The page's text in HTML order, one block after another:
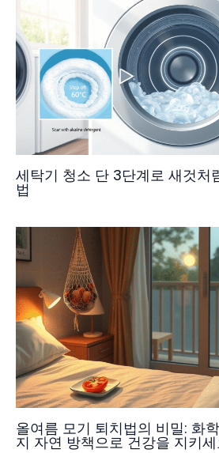
세탁기 청소 단 3단계로 새것처
법
올여름 모기 퇴치법의 비밀: 화
지 자연 방책으로 건강을 지키